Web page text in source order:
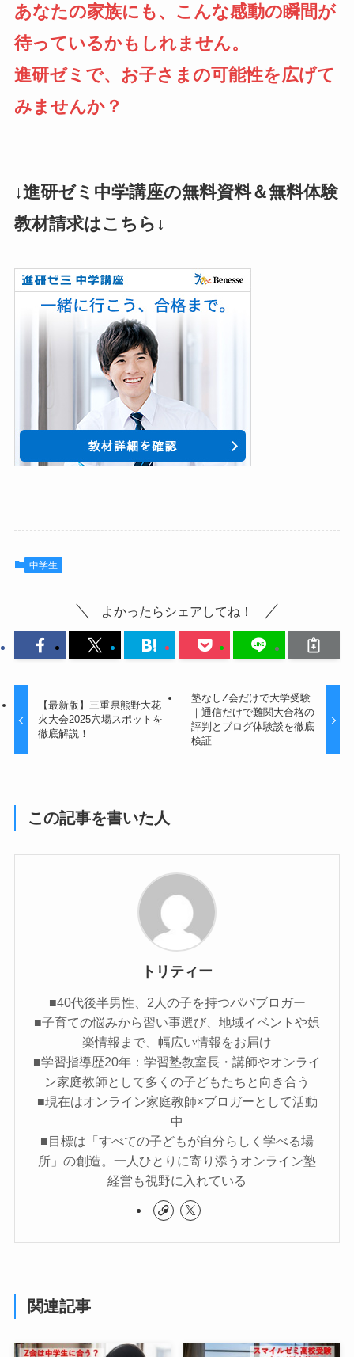
あなたの家族にも、こんな感動の瞬間が
待っているかもしれません。
進研ゼミで、お子さまの可能性を広げて
みませんか？
↓進研ゼミ中学講座の無料資料＆無料体験
教材請求はこちら↓
中学生
よかったらシェアしてね！
【最新版】三重県熊野大花
火大会2025穴場スポットを
徹底解説！
塾なしZ会だけで大学受験
｜通信だけで難関大合格の
評判とブログ体験談を徹底
検証
この記事を書いた人
トリティー
■40代後半男性、2人の子を持つパパブロガー
■子育ての悩みから習い事選び、地域イベントや娯
楽情報まで、幅広い情報をお届け
■学習指導歴20年：学習塾教室長・講師やオンライ
ン家庭教師として多くの子どもたちと向き合う
■現在はオンライン家庭教師×ブロガーとして活動
中
■目標は「すべての子どもが自分らしく学べる場
所」の創造。一人ひとりに寄り添うオンライン塾
経営も視野に入れている
関連記事